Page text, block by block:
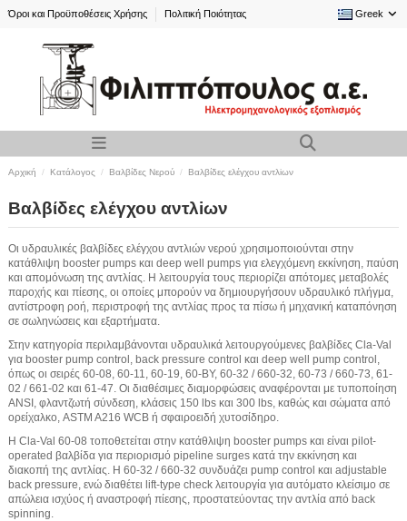
Όροι και Προϋποθέσεις Χρήσης Πολιτική Ποιότητας Greek
Αρχική Κατάλογος Βαλβίδες Νερού Βαλβίδες ελέγχου αντλiων
Βαλβίδες ελέγχου αντλiων
Οι υδραυλικές βαλβίδες ελέγχου αντλιών νερού χρησιμοποιούνται στην
κατάθλιψη booster pumps και deep well pumps για ελεγχόμενη εκκίνηση, παύση
και απομόνωση της αντλίας. Η λειτουργία τους περιορίζει απότομες μεταβολές
παροχής και πίεσης, οι οποίες μπορούν να δημιουργήσουν υδραυλικό πλήγμα,
αντίστροφη ροή, περιστροφή της αντλίας προς τα πίσω ή μηχανική καταπόνηση
σε σωληνώσεις και εξαρτήματα.
Στην κατηγορία περιλαμβάνονται υδραυλικά λειτουργούμενες βαλβίδες Cla-Val
για booster pump control, back pressure control και deep well pump control,
όπως οι σειρές 60-08, 60-11, 60-19, 60-BY, 60-32 / 660-32, 60-73 / 660-73, 61-
02 / 661-02 και 61-47. Οι διαθέσιμες διαμορφώσεις αναφέρονται με τυποποίηση
ANSI, φλαντζωτή σύνδεση, κλάσεις 150 lbs και 300 lbs, καθώς και σώματα από
ορείχαλκο, ASTM A216 WCB ή σφαιροειδή χυτοσίδηρο.
Η Cla-Val 60-08 τοποθετείται στην κατάθλιψη booster pumps και είναι pilot-
operated βαλβίδα για περιορισμό pipeline surges κατά την εκκίνηση και
διακοπή της αντλίας. Η 60-32 / 660-32 συνδυάζει pump control και adjustable
back pressure, ενώ διαθέτει lift-type check λειτουργία για αυτόματο κλείσιμο σε
απώλεια ισχύος ή αναστροφή πίεσης, προστατεύοντας την αντλία από back
spinning.